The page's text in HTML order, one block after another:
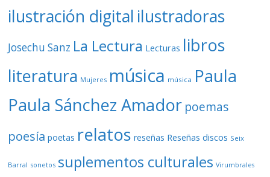
ilustración digital ilustradoras
Josechu Sanz La Lectura Lecturas libros
literatura Mujeres música música Paula
Paula Sánchez Amador poemas
poesía poetas relatos reseñas Reseñas discos Seix
Barral sonetos suplementos culturales Virumbrales